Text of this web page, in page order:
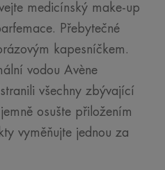
medicínský make-up
Přebytečné
kapesníčkem.
vodou Avène
všechny zbývající
osušte přiložením
vyměňujte jednou za